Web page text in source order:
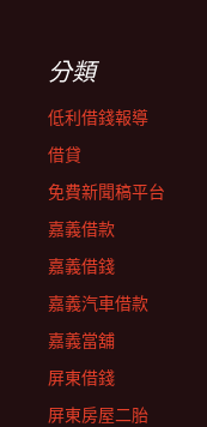
分類
低利借錢報導
借貸
免費新聞稿平台
嘉義借款
嘉義借錢
嘉義汽車借款
嘉義當舖
屏東借錢
屏東房屋二胎